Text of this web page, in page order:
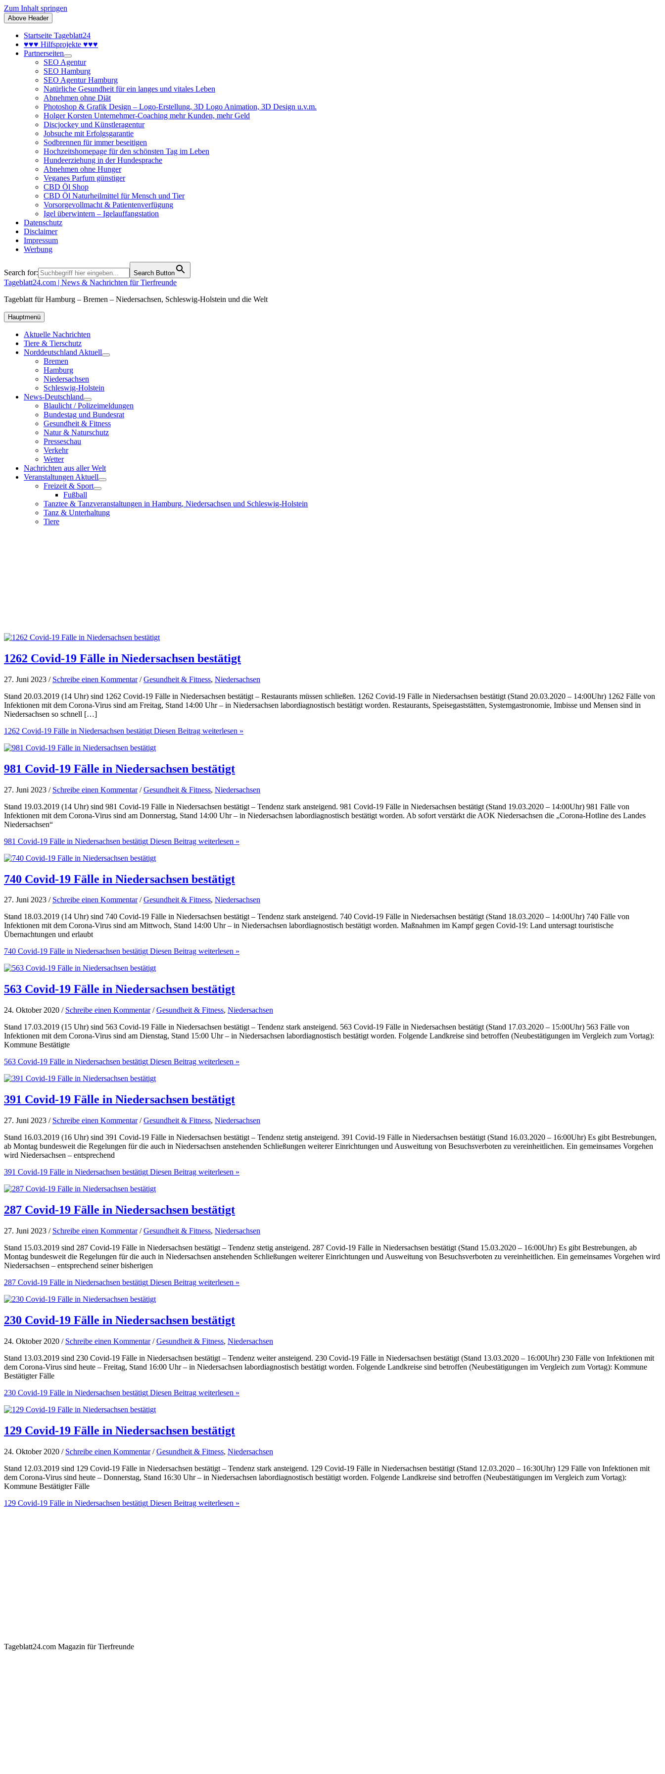
Zum Inhalt springen
Above Header
Startseite Tageblatt24
♥♥♥ Hilfsprojekte ♥♥♥
Partnerseiten
SEO Agentur
SEO Hamburg
SEO Agentur Hamburg
Natürliche Gesundheit für ein langes und vitales Leben
Abnehmen ohne Diät
Photoshop & Grafik Design – Logo-Erstellung, 3D Logo Animation, 3D Design u.v.m.
Holger Korsten Unternehmer-Coaching mehr Kunden, mehr Geld
Discjockey und Künstleragentur
Jobsuche mit Erfolgsgarantie
Sodbrennen für immer beseitigen
Hochzeitshomepage für den schönsten Tag im Leben
Hundeerziehung in der Hundesprache
Abnehmen ohne Hunger
Veganes Parfum günstiger
CBD Öl Shop
CBD Öl Naturheilmittel für Mensch und Tier
Vorsorgevollmacht & Patientenverfügung
Igel überwintern – Igelauffangstation
Datenschutz
Disclaimer
Impressum
Werbung
Search for: Search Button
Tageblatt24.com | News & Nachrichten für Tierfreunde
Tageblatt für Hamburg – Bremen – Niedersachsen, Schleswig-Holstein und die Welt
Hauptmenü
Aktuelle Nachrichten
Tiere & Tierschutz
Norddeutschland Aktuell
Bremen
Hamburg
Niedersachsen
Schleswig-Holstein
News-Deutschland
Blaulicht / Polizeimeldungen
Bundestag und Bundesrat
Gesundheit & Fitness
Natur & Naturschutz
Presseschau
Verkehr
Wetter
Nachrichten aus aller Welt
Veranstaltungen Aktuell
Freizeit & Sport
Fußball
Tanztee & Tanzveranstaltungen in Hamburg, Niedersachsen und Schleswig-Holstein
Tanz & Unterhaltung
Tiere
1262 Covid-19 Fälle in Niedersachsen bestätigt
27. Juni 2023 / Schreibe einen Kommentar /Gesundheit & Fitness, Niedersachsen
Stand 20.03.2019 (14 Uhr) sind 1262 Covid-19 Fälle in Niedersachsen bestätigt – Restaurants müssen schließen. 1262 Covid-19 Fälle in Niedersachsen bestätigt (Stand 20.03.2020 – 14:00Uhr) 1262 Fälle von
Infektionen mit dem Corona-Virus sind am Freitag, Stand 14:00 Uhr – in Niedersachsen labordiagnostisch bestätigt worden. Restaurants, Speisegaststätten, Systemgastronomie, Imbisse und Mensen sind in
Niedersachsen so schnell […]
1262 Covid-19 Fälle in Niedersachsen bestätigt Diesen Beitrag weiterlesen »
981 Covid-19 Fälle in Niedersachsen bestätigt
27. Juni 2023 / Schreibe einen Kommentar /Gesundheit & Fitness, Niedersachsen
Stand 19.03.2019 (14 Uhr) sind 981 Covid-19 Fälle in Niedersachsen bestätigt – Tendenz stark ansteigend. 981 Covid-19 Fälle in Niedersachsen bestätigt (Stand 19.03.2020 – 14:00Uhr) 981 Fälle von
Infektionen mit dem Corona-Virus sind am Donnerstag, Stand 14:00 Uhr – in Niedersachsen labordiagnostisch bestätigt worden. Ab sofort verstärkt die AOK Niedersachsen die „Corona-Hotline des Landes
Niedersachsen“
981 Covid-19 Fälle in Niedersachsen bestätigt Diesen Beitrag weiterlesen »
740 Covid-19 Fälle in Niedersachsen bestätigt
27. Juni 2023 / Schreibe einen Kommentar /Gesundheit & Fitness, Niedersachsen
Stand 18.03.2019 (14 Uhr) sind 740 Covid-19 Fälle in Niedersachsen bestätigt – Tendenz stark ansteigend. 740 Covid-19 Fälle in Niedersachsen bestätigt (Stand 18.03.2020 – 14:00Uhr) 740 Fälle von
Infektionen mit dem Corona-Virus sind am Mittwoch, Stand 14:00 Uhr – in Niedersachsen labordiagnostisch bestätigt worden. Maßnahmen im Kampf gegen Covid-19: Land untersagt touristische
Übernachtungen und erlaubt
740 Covid-19 Fälle in Niedersachsen bestätigtDiesen Beitrag weiterlesen »
563 Covid-19 Fälle in Niedersachsen bestätigt
24. Oktober 2020 / Schreibe einen Kommentar /Gesundheit & Fitness, Niedersachsen
Stand 17.03.2019 (15 Uhr) sind 563 Covid-19 Fälle in Niedersachsen bestätigt – Tendenz stark ansteigend. 563 Covid-19 Fälle in Niedersachsen bestätigt (Stand 17.03.2020 – 15:00Uhr) 563 Fälle von
Infektionen mit dem Corona-Virus sind am Dienstag, Stand 15:00 Uhr – in Niedersachsen labordiagnostisch bestätigt worden. Folgende Landkreise sind betroffen (Neubestätigungen im Vergleich zum Vortag):
Kommune Bestätigte
563 Covid-19 Fälle in Niedersachsen bestätigt Diesen Beitrag weiterlesen »
391 Covid-19 Fälle in Niedersachsen bestätigt
27. Juni 2023 / Schreibe einen Kommentar /Gesundheit & Fitness, Niedersachsen
Stand 16.03.2019 (16 Uhr) sind 391 Covid-19 Fälle in Niedersachsen bestätigt – Tendenz stetig ansteigend. 391 Covid-19 Fälle in Niedersachsen bestätigt (Stand 16.03.2020 – 16:00Uhr) Es gibt Bestrebungen,
ab Montag bundesweit die Regelungen für die auch in Niedersachsen anstehenden Schließungen weiterer Einrichtungen und Ausweitung von Besuchsverboten zu vereinheitlichen. Ein gemeinsames Vorgehen
wird Niedersachsen – entsprechend
391 Covid-19 Fälle in Niedersachsen bestätigt Diesen Beitrag weiterlesen »
287 Covid-19 Fälle in Niedersachsen bestätigt
27. Juni 2023 / Schreibe einen Kommentar /Gesundheit & Fitness, Niedersachsen
Stand 15.03.2019 sind 287 Covid-19 Fälle in Niedersachsen bestätigt – Tendenz stetig ansteigend. 287 Covid-19 Fälle in Niedersachsen bestätigt (Stand 15.03.2020 – 16:00Uhr) Es gibt Bestrebungen, ab
Montag bundesweit die Regelungen für die auch in Niedersachsen anstehenden Schließungen weiterer Einrichtungen und Ausweitung von Besuchsverboten zu vereinheitlichen. Ein gemeinsames Vorgehen wird
Niedersachsen – entsprechend seiner bisherigen
287 Covid-19 Fälle in Niedersachsen bestätigt Diesen Beitrag weiterlesen »
230 Covid-19 Fälle in Niedersachsen bestätigt
24. Oktober 2020 / Schreibe einen Kommentar /Gesundheit & Fitness, Niedersachsen
Stand 13.03.2019 sind 230 Covid-19 Fälle in Niedersachsen bestätigt – Tendenz weiter ansteigend. 230 Covid-19 Fälle in Niedersachsen bestätigt (Stand 13.03.2020 – 16:00Uhr) 230 Fälle von Infektionen mit
dem Corona-Virus sind heute – Freitag, Stand 16:00 Uhr – in Niedersachsen labordiagnostisch bestätigt worden. Folgende Landkreise sind betroffen (Neubestätigungen im Vergleich zum Vortag): Kommune
Bestätigter Fälle
230 Covid-19 Fälle in Niedersachsen bestätigt Diesen Beitrag weiterlesen »
129 Covid-19 Fälle in Niedersachsen bestätigt
24. Oktober 2020 / Schreibe einen Kommentar /Gesundheit & Fitness, Niedersachsen
Stand 12.03.2019 sind 129 Covid-19 Fälle in Niedersachsen bestätigt – Tendenz stark ansteigend. 129 Covid-19 Fälle in Niedersachsen bestätigt (Stand 12.03.2020 – 16:30Uhr) 129 Fälle von Infektionen mit
dem Corona-Virus sind heute – Donnerstag, Stand 16:30 Uhr – in Niedersachsen labordiagnostisch bestätigt worden. Folgende Landkreise sind betroffen (Neubestätigungen im Vergleich zum Vortag):
Kommune Bestätigter Fälle
129 Covid-19 Fälle in Niedersachsen bestätigt Diesen Beitrag weiterlesen »
Tageblatt24.com Magazin für Tierfreunde